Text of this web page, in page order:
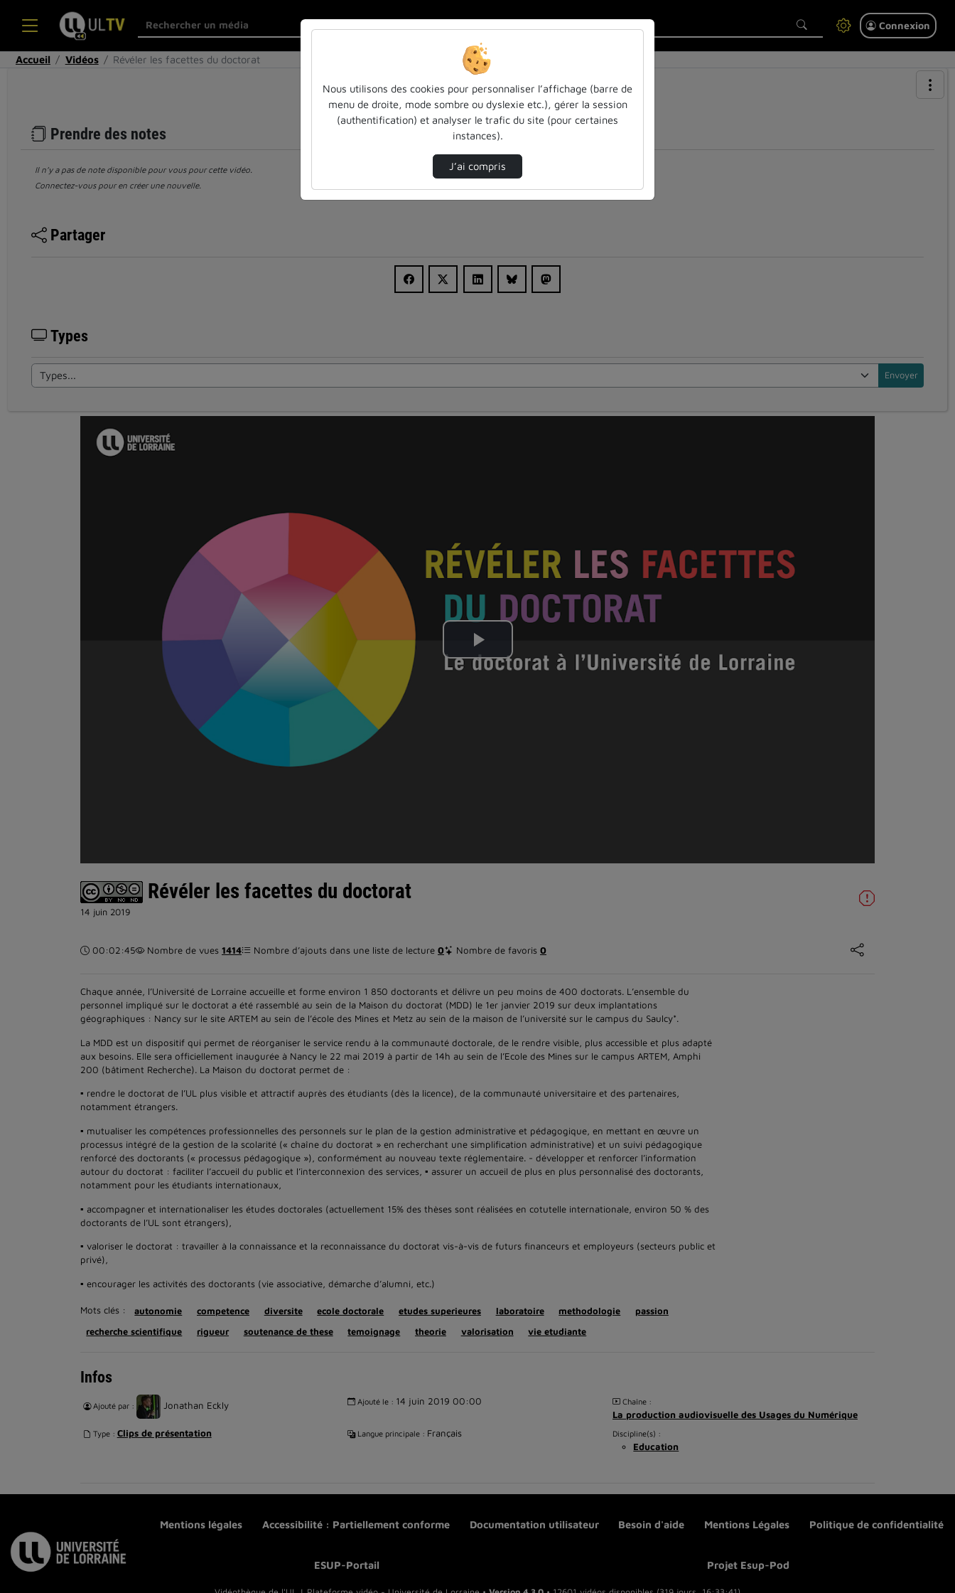
Connexion
Accueil Vidéos Révéler les facettes du doctorat
Prendre des notes
Il n’y a pas de note disponible pour vous pour cette vidéo.
Connectez-vous pour en créer une nouvelle.
Partager
Types
Lire
Révéler les facettes du doctorat
14 juin 2019
Durée :
00:02:45 Nombre de vues 1414 Nombre d’ajouts dans une liste de lecture 0 Nombre de favoris 0
Chaque année, l’Université de Lorraine accueille et forme environ 1 850 doctorants et délivre un peu moins de 400 doctorats. L’ensemble du
personnel impliqué sur le doctorat a été rassemblé au sein de la Maison du doctorat (MDD) le 1er janvier 2019 sur deux implantations
géographiques : Nancy sur le site ARTEM au sein de l’école des Mines et Metz au sein de la maison de l’université sur le campus du Saulcy*.
La MDD est un dispositif qui permet de réorganiser le service rendu à la communauté doctorale, de le rendre visible, plus accessible et plus adapté
aux besoins. Elle sera officiellement inaugurée à Nancy le 22 mai 2019 à partir de 14h au sein de l’Ecole des Mines sur le campus ARTEM, Amphi
200 (bâtiment Recherche). La Maison du doctorat permet de :
▪ rendre le doctorat de l’UL plus visible et attractif auprès des étudiants (dès la licence), de la communauté universitaire et des partenaires,
notamment étrangers.
▪ mutualiser les compétences professionnelles des personnels sur le plan de la gestion administrative et pédagogique, en mettant en œuvre un
processus intégré de la gestion de la scolarité (« chaîne du doctorat » en recherchant une simplification administrative) et un suivi pédagogique
renforcé des doctorants (« processus pédagogique »), conformément au nouveau texte réglementaire. - développer et renforcer l’information
autour du doctorat : faciliter l’accueil du public et l’interconnexion des services, ▪ assurer un accueil de plus en plus personnalisé des doctorants,
notamment pour les étudiants internationaux,
▪ accompagner et internationaliser les études doctorales (actuellement 15% des thèses sont réalisées en cotutelle internationale, environ 50 % des
doctorants de l’UL sont étrangers),
▪ valoriser le doctorat : travailler à la connaissance et la reconnaissance du doctorat vis-à-vis de futurs financeurs et employeurs (secteurs public et
privé),
▪ encourager les activités des doctorants (vie associative, démarche d’alumni, etc.)
Mots clés : autonomie competence diversite ecole doctorale etudes superieures laboratoire methodologie
passion
recherche scientifique
rigueur soutenance de these temoignage theorie valorisation vie etudiante
Infos
Ajouté par : Jonathan Eckly Ajouté le : 14 juin 2019 00:00 Chaîne :
La production audiovisuelle des Usages du Numérique
Type : Clips de présentation Langue principale : Français Discipline(s) :
Education
Mentions légales Accessibilité : Partiellement conforme Documentation utilisateur Besoin d'aide Mentions Légales Politique de confidentialité
ESUP-Portail Projet Esup-Pod
Nous utilisons des cookies pour personnaliser l’affichage (barre de
menu de droite, mode sombre ou dyslexie etc.), gérer la session
(authentification) et analyser le trafic du site (pour certaines
instances).
J’ai compris